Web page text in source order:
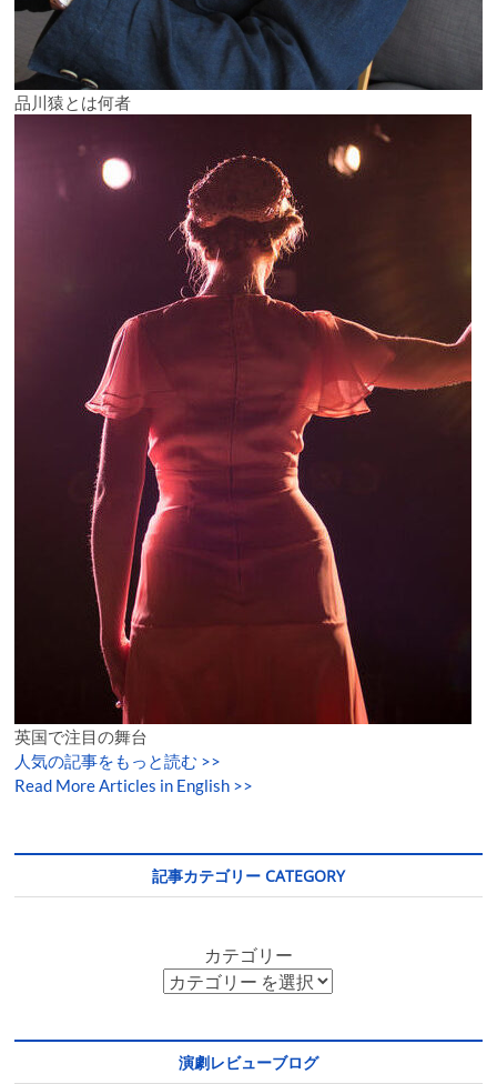
品川猿とは何者
英国で注目の舞台
人気の記事をもっと読む >>
Read More Articles in English >>
記事カテゴリー CATEGORY
カテゴリー
演劇レビューブログ